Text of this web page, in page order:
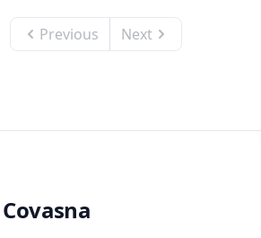
Previous Next
Covasna